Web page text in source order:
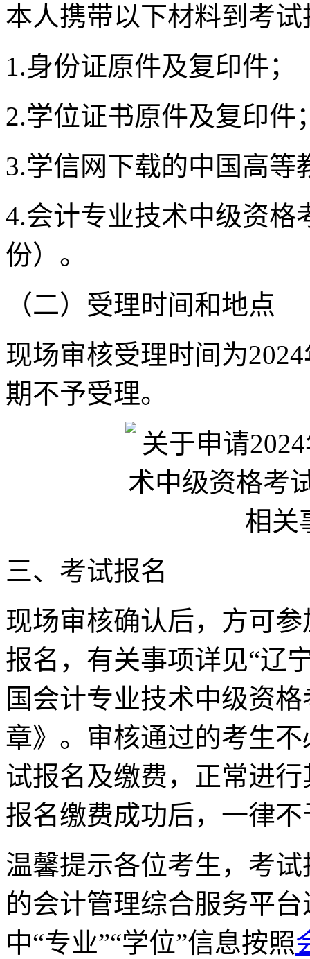
本人携带以下材料到考
1.身份证原件及复印件；
2.学位证书原件及复印件
3.学信网下载的中国高等
4.会计专业技术中级资格
份）。
（二）受理时间和地点
现场审核受理时间为
期不予受理。
三、考试报名
现场审核确认后，方可
报名，有关事项详见“辽
国会计专业技术中级资
章》。审核通过的考生
试报名及缴费，正常进
报名缴费成功后，一律
温馨提示各位考生，考
的会计管理综合服务平
中“专业”“学位”信息按照